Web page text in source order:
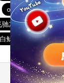
outline
黑豹加
驰加速器 黑洞官
白鲸加速官方正版